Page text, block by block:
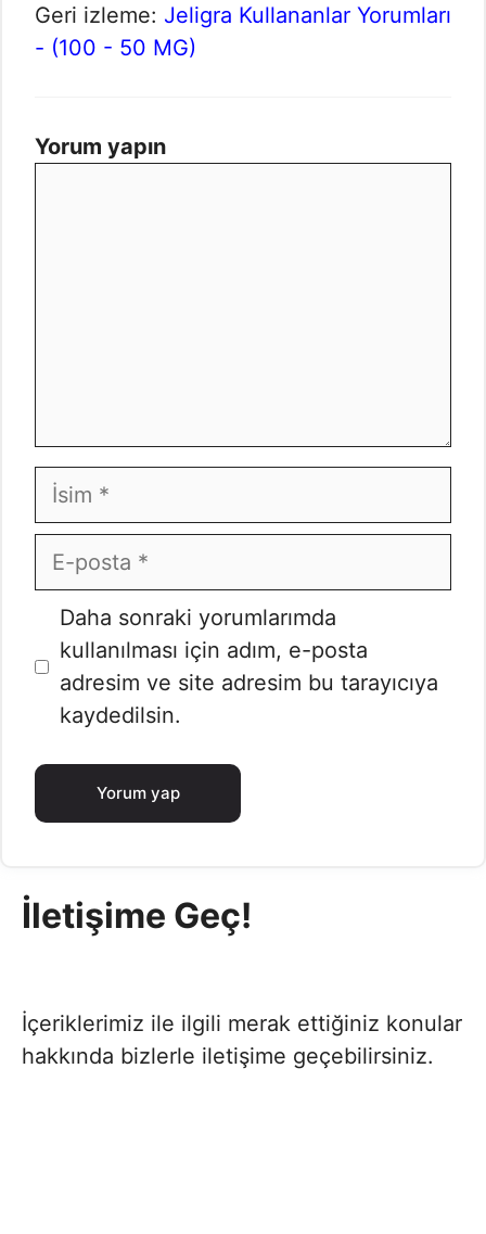
Geri izleme: Jeligra Kullananlar Yorumları
- (100 - 50 MG)
Yorum yapın
İsim
E-
posta
İnternet
sitesi
Daha sonraki yorumlarımda
kullanılması için adım, e-posta
adresim ve site adresim bu tarayıcıya
kaydedilsin.
İletişime Geç!
İçeriklerimiz ile ilgili merak ettiğiniz konular
hakkında bizlerle iletişime geçebilirsiniz.